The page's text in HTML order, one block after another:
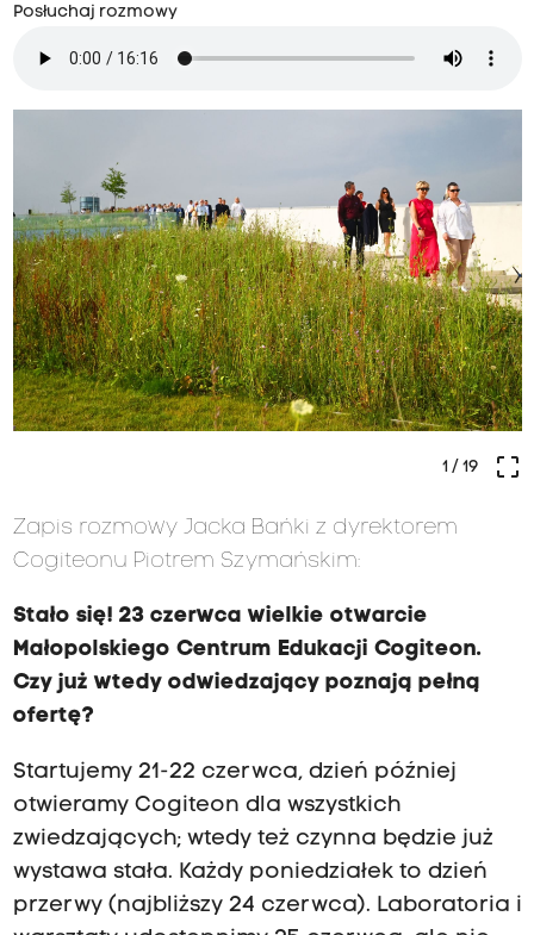
Posłuchaj rozmowy
crop_free
1/ 19
Zapis rozmowy Jacka Bańki z dyrektorem
Cogiteonu Piotrem Szymańskim:
Stało się! 23 czerwca wielkie otwarcie
Małopolskiego Centrum Edukacji Cogiteon.
Czy już wtedy odwiedzający poznają pełną
ofertę?
Startujemy 21-22 czerwca, dzień później
otwieramy Cogiteon dla wszystkich
zwiedzających; wtedy też czynna będzie już
wystawa stała. Każdy poniedziałek to dzień
przerwy (najbliższy 24 czerwca). Laboratoria i